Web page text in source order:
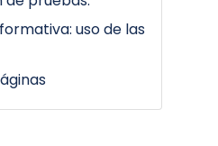
uso de las